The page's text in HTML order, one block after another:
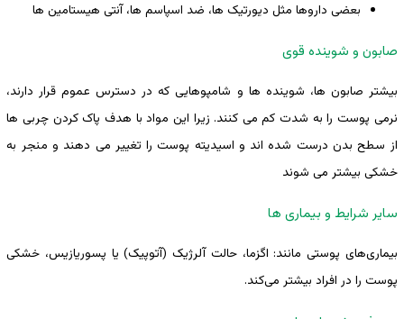
بعضی داروها مثل دیورتیک ها، ضد اسپاسم ها، آنتی هیستامین ها
صابون و شوینده قوی
بیشتر صابون‌ ها، شوینده ‌ها و شامپوهایی که در دسترس عموم قرار دارند،
نرمی پوست را به ‌شدت کم می‌ کنند. زیرا این مواد با هدف پاک کردن چربی ‌ها
از سطح بدن درست شده‌ اند و اسیدیته پوست را تغییر می دهند و منجر به
خشکی بیشتر می شوند
سایر شرایط و بیماری ‌ها
بیماری‌های پوستی مانند: اگزما، حالت آلرژیک (آتوپیک) یا پسوریازیس، خشکی
پوست را در افراد بیشتر می‌کند.